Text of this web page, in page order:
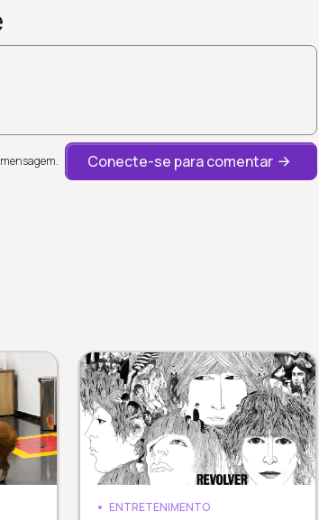
Conecte-se para comentar
ENTRETENIMENTO